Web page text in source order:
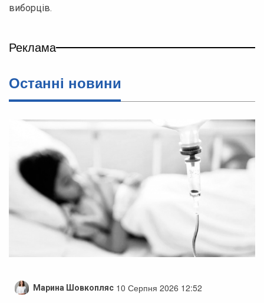
виборців.
Реклама
Останні новини
Марина Шовкопляс 10 Серпня 2026 12:52